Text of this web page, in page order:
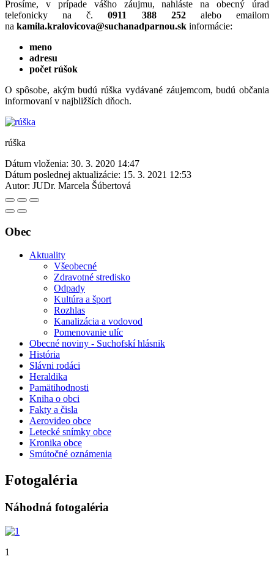
Prosíme, v prípade vášho záujmu, nahláste na obecný úrad
telefonicky na č.0911 388 252 alebo emailom
na kamila.kralovicova@suchanadparnou.sk informácie:
meno
adresu
počet rúšok
O spôsobe, akým budú rúška vydávané záujemcom, budú občania
informovaní v najbližších dňoch.
rúška
Dátum vloženia: 30. 3. 2020 14:47
Dátum poslednej aktualizácie: 15. 3. 2021 12:53
Autor: JUDr. Marcela Šúbertová
Obec
Aktuality
Všeobecné
Zdravotné stredisko
Odpady
Kultúra a šport
Rozhlas
Kanalizácia a vodovod
Pomenovanie ulíc
Obecné noviny - Suchofskí hlásnik
História
Slávni rodáci
Heraldika
Pamätihodnosti
Kniha o obci
Fakty a čisla
Aerovideo obce
Letecké snímky obce
Kronika obce
Smútočné oznámenia
Fotogaléria
Náhodná fotogaléria
1